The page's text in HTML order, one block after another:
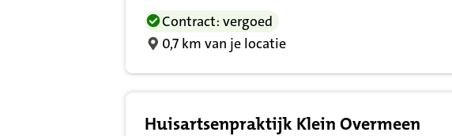
Contract: vergoed
0,7 km van je locatie
Huisartsenpraktijk Klein Overmeen